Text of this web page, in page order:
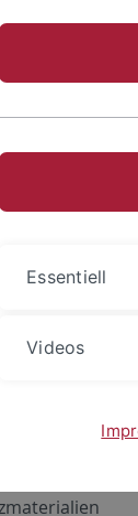
um sich
Netzwerk
Essentiell
Videos